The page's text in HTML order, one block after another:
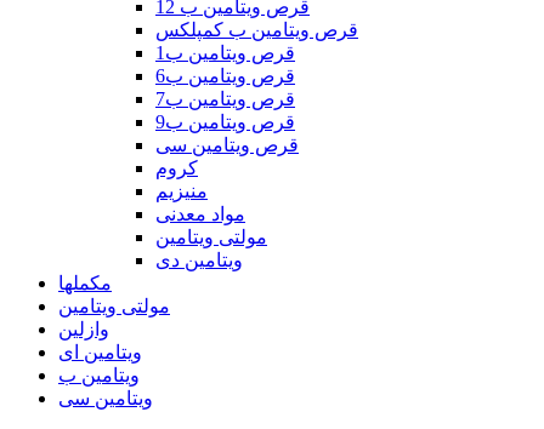
قرص ویتامین ب 12
قرص ویتامین ب کمپلکس
قرص ویتامین ب1
قرص ویتامین ب6
قرص ویتامین ب7
قرص ویتامین ب9
قرص ویتامین سی
کروم
منیزیم
مواد معدنی
مولتی ویتامین
ویتامین دی
مکملها
مولتی ویتامین
وازلین
ویتامین ای
ویتامین ب
ویتامین سی